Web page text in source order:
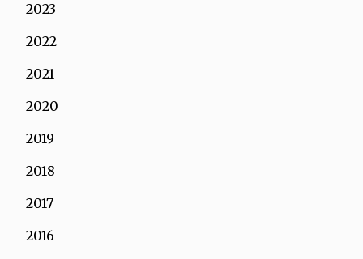
2023
2022
2021
2020
2019
2018
2017
2016